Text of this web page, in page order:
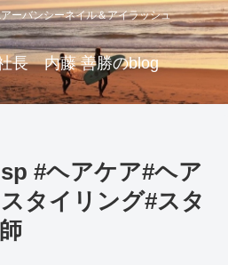
ーバンシーネイル＆アイラッシュ
長 内藤 善勝のblog
#ヘアケア#ヘア
タイリング#スタ